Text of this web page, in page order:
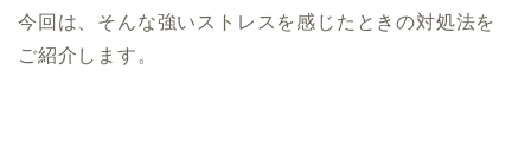
今回は、そんな強いストレスを感じたときの対処法を
ご紹介します。